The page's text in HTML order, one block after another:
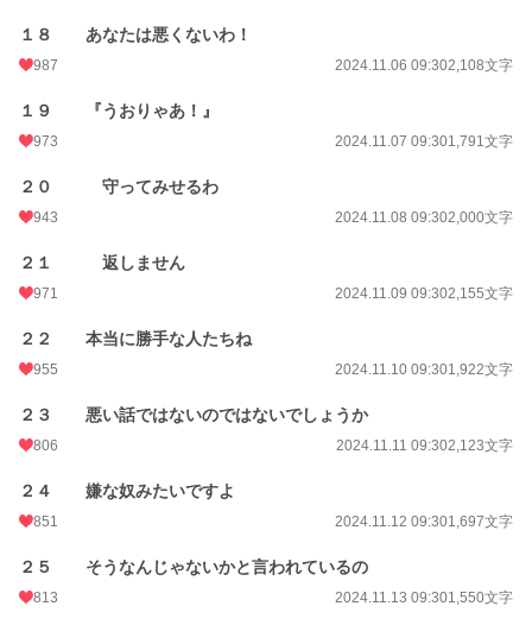
１８ あなたは悪くないわ！
987 2024.11.06 09:302,108文字
１９ 『うおりゃあ！』
973 2024.11.07 09:301,791文字
２０ 守ってみせるわ
943 2024.11.08 09:302,000文字
２１ 返しません
971 2024.11.09 09:302,155文字
２２ 本当に勝手な人たちね
955 2024.11.10 09:301,922文字
２３ 悪い話ではないのではないでしょうか
806 2024.11.11 09:302,123文字
２４ 嫌な奴みたいですよ
851 2024.11.12 09:301,697文字
２５ そうなんじゃないかと言われているの
813 2024.11.13 09:301,550文字